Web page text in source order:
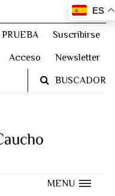
ES
Suscribirse
Acceso Newsletter
BUSCADOR
MENU